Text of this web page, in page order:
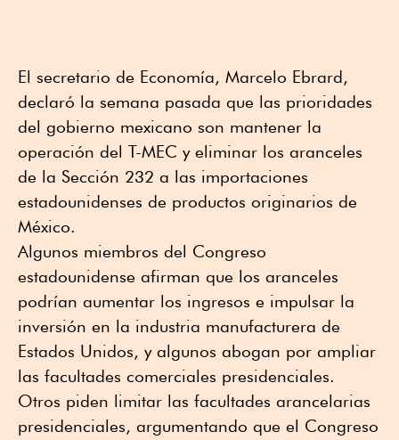
El secretario de Economía, Marcelo Ebrard,
declaró la semana pasada que las prioridades
del gobierno mexicano son mantener la
operación del T-MEC y eliminar los aranceles
de la Sección 232 a las importaciones
estadounidenses de productos originarios de
México.
Algunos miembros del Congreso
estadounidense afirman que los aranceles
podrían aumentar los ingresos e impulsar la
inversión en la industria manufacturera de
Estados Unidos, y algunos abogan por ampliar
las facultades comerciales presidenciales.
Otros piden limitar las facultades arancelarias
presidenciales, argumentando que el Congreso